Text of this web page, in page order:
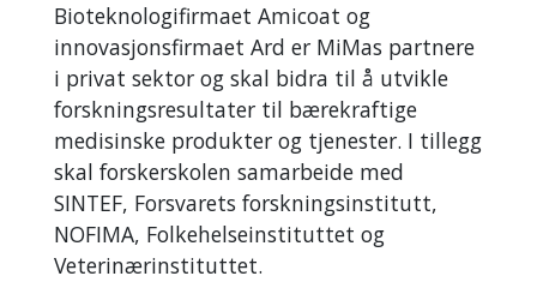
Bioteknologifirmaet Amicoat og
innovasjonsfirmaet Ard er MiMas partnere
i privat sektor og skal bidra til å utvikle
forskningsresultater til bærekraftige
medisinske produkter og tjenester. I tillegg
skal forskerskolen samarbeide med
SINTEF, Forsvarets forskningsinstitutt,
NOFIMA, Folkehelseinstituttet og
Veterinærinstituttet.